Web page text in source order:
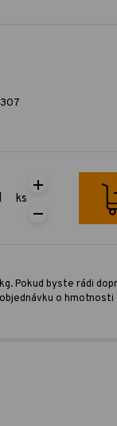
ks
Pokud byste rádi
o hmotnosti